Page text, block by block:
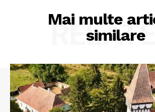
Mai multe
similare